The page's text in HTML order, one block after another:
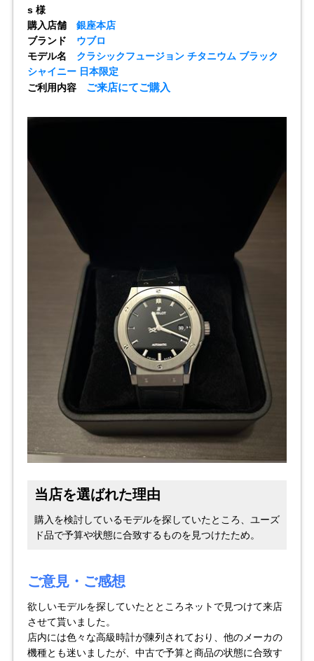
全てのブランドを見
る
オーデマピゲ
グランド
セイコー
オメガ IWC
ヴァシュロン
コンスタンタン
チューダー パネライ
商品の状態から探す
中古品
WEB限定品 SALE
s 様
購入店舗 銀座本店
ブランド ウブロ
モデル名 クラシックフュージョン チタニウム ブラック
シャイニー 日本限定
ご利用内容 ご来店にてご購入
当店を選ばれた理由
購入を検討しているモデルを探していたところ、ユーズ
ド品で予算や状態に合致するものを見つけたため。
ご意見・ご感想
欲しいモデルを探していたとところネットで見つけて来店
させて貰いました。
店内には色々な高級時計が陳列されており、他のメーカの
機種とも迷いましたが、中古で予算と商品の状態に合致す